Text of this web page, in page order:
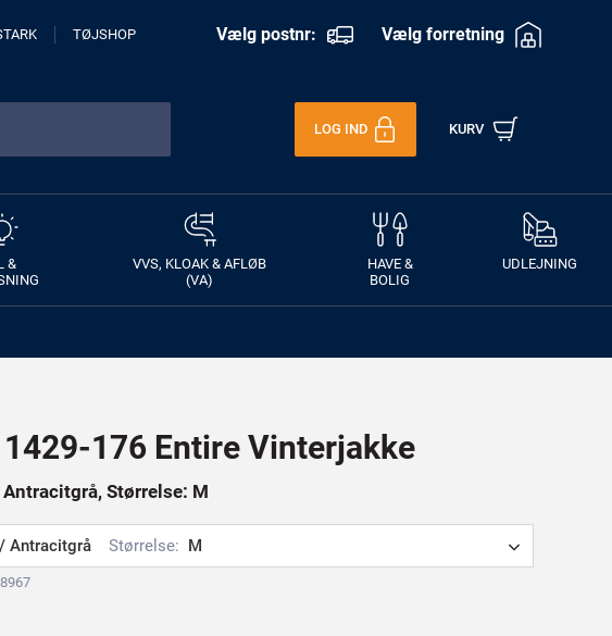
TØJSHOP Vælg postnr: Vælg forretning
LOG IND KURV
&
VVS, KLOAK & AFLØB
(VA)
HAVE &
BOLIG
UDLEJNING
1429-176 Entire Vinterjakke
Antracitgrå, Størrelse: M
Antracitgrå Størrelse: M